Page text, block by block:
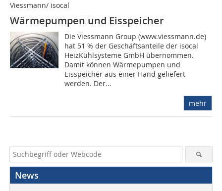
Viessmann/ isocal
Wärmepumpen und Eisspeicher
Die Viessmann Group (www.viessmann.de)
hat 51 % der Geschäftsanteile der isocal
HeizKühlsysteme GmbH übernommen.
Damit können Wärmepumpen und
Eisspeicher aus einer Hand geliefert
werden. Der...
mehr
News